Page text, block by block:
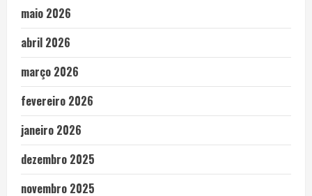
maio 2026
abril 2026
março 2026
fevereiro 2026
janeiro 2026
dezembro 2025
novembro 2025